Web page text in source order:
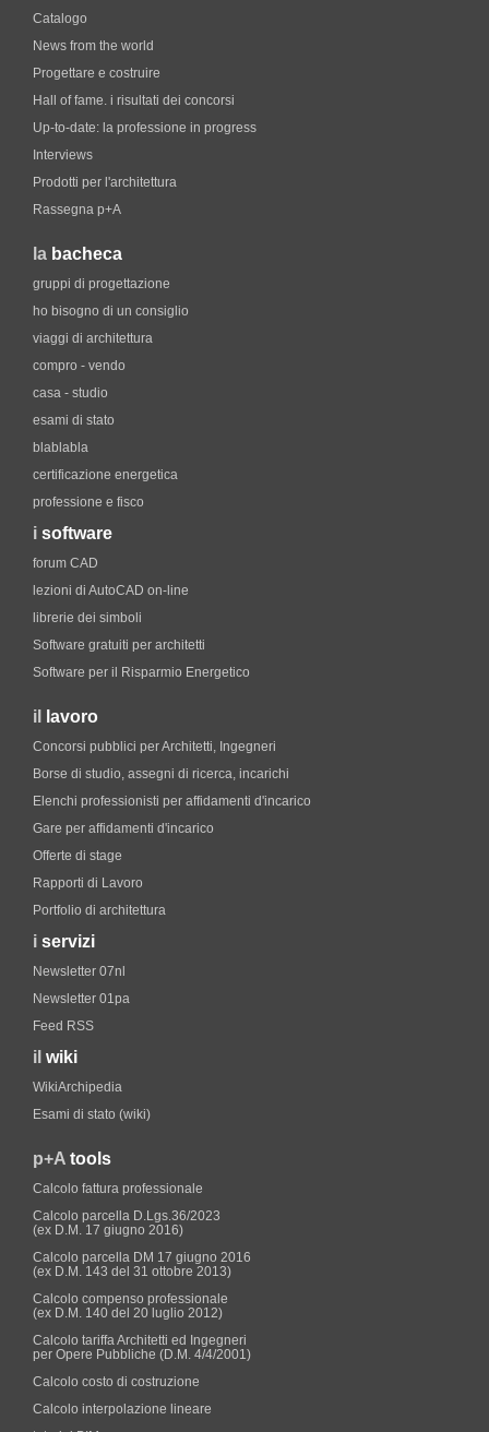
Catalogo
News from the world
Progettare e costruire
Hall of fame. i risultati dei concorsi
Up-to-date: la professione in progress
Interviews
Prodotti per l'architettura
Rassegna p+A
la bacheca
gruppi di progettazione
ho bisogno di un consiglio
viaggi di architettura
compro - vendo
casa - studio
esami di stato
blablabla
certificazione energetica
professione e fisco
i software
forum CAD
lezioni di AutoCAD on-line
librerie dei simboli
Software gratuiti per architetti
Software per il Risparmio Energetico
il lavoro
Concorsi pubblici per Architetti, Ingegneri
Borse di studio, assegni di ricerca, incarichi
Elenchi professionisti per affidamenti d'incarico
Gare per affidamenti d'incarico
Offerte di stage
Rapporti di Lavoro
Portfolio di architettura
i servizi
Newsletter 07nl
Newsletter 01pa
Feed RSS
il wiki
WikiArchipedia
Esami di stato (wiki)
p+A tools
Calcolo fattura professionale
Calcolo parcella D.Lgs.36/2023
(ex D.M. 17 giugno 2016)
Calcolo parcella DM 17 giugno 2016
(ex D.M. 143 del 31 ottobre 2013)
Calcolo compenso professionale
(ex D.M. 140 del 20 luglio 2012)
Calcolo tariffa Architetti ed Ingegneri
per Opere Pubbliche (D.M. 4/4/2001)
Calcolo costo di costruzione
Calcolo interpolazione lineare